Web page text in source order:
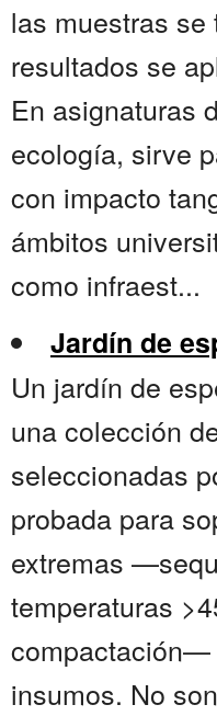
las muestras
resultados se
En asignaturas
ecología, sirve
con impacto
ámbitos
como infraest...
Jardín de
Un jardín de
una colección
seleccionadas
probada para
extremas
temperaturas
compactación—
insumos. No